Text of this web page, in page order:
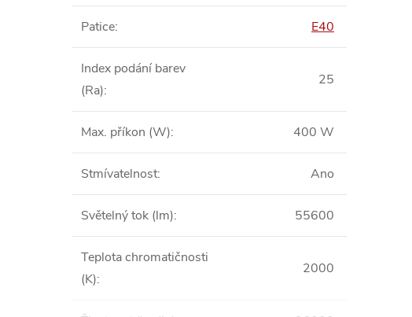
Patice: E40
Index podání barev
(Ra):
25
Max. příkon (W): 400 W
Stmívatelnost: Ano
Světelný tok (lm): 55600
Teplota chromatičnosti
(K):
2000